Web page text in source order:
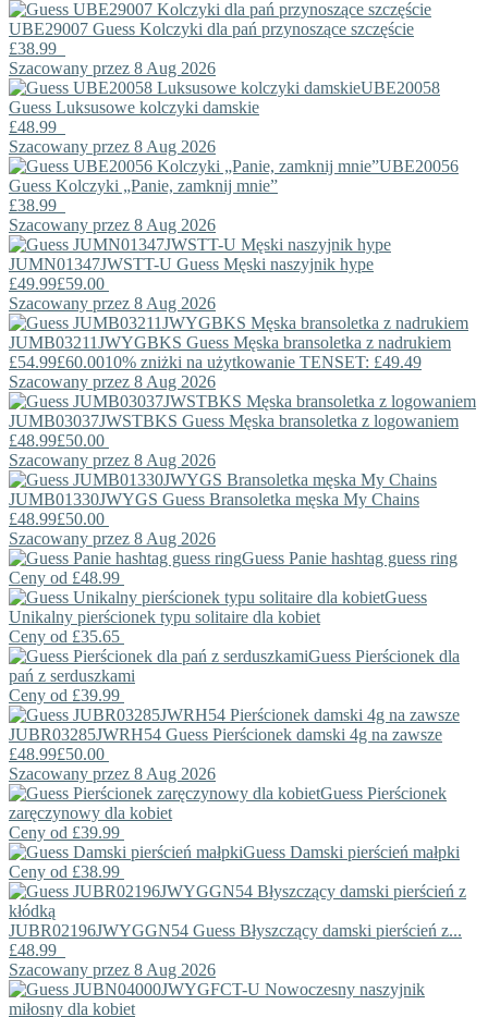
UBE29007 Guess Kolczyki dla pań przynoszące szczęście
£38.99
Szacowany przez 8 Aug 2026
UBE20058
Guess Luksusowe kolczyki damskie
£48.99
Szacowany przez 8 Aug 2026
UBE20056
Guess Kolczyki „Panie, zamknij mnie”
£38.99
Szacowany przez 8 Aug 2026
JUMN01347JWSTT-U Guess Męski naszyjnik hype
£49.99£59.00
Szacowany przez 8 Aug 2026
JUMB03211JWYGBKS Guess Męska bransoletka z nadrukiem
£54.99£60.0010% zniżki na użytkowanie TENSET: £49.49
Szacowany przez 8 Aug 2026
JUMB03037JWSTBKS Guess Męska bransoletka z logowaniem
£48.99£50.00
Szacowany przez 8 Aug 2026
JUMB01330JWYGS Guess Bransoletka męska My Chains
£48.99£50.00
Szacowany przez 8 Aug 2026
Guess Panie hashtag guess ring
Ceny od £48.99
Guess
Unikalny pierścionek typu solitaire dla kobiet
Ceny od £35.65
Guess Pierścionek dla
pań z serduszkami
Ceny od £39.99
JUBR03285JWRH54 Guess Pierścionek damski 4g na zawsze
£48.99£50.00
Szacowany przez 8 Aug 2026
Guess Pierścionek
zaręczynowy dla kobiet
Ceny od £39.99
Guess Damski pierścień małpki
Ceny od £38.99
JUBR02196JWYGGN54 Guess Błyszczący damski pierścień z...
£48.99
Szacowany przez 8 Aug 2026